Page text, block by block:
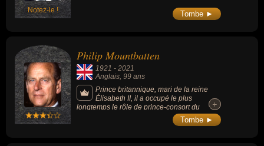
Notez-le ! Tombe ►
Philip Mountbatten
1921 - 2021
Anglais, 99 ans
Prince britannique, mari de la reine
Élisabeth II, il a occupé le plus
longtemps le rôle de prince-consort du
Royaume-Uni et est le conjoint étant resté le
plus longtemps avec un monarque
+
+
Tombe ►